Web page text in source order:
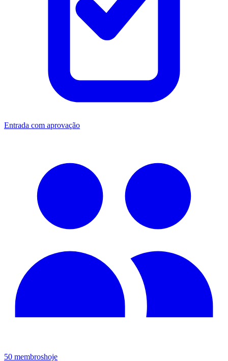
Entrada com aprovação
50 membroshoje